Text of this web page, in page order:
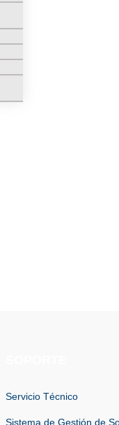
Servicio Técnico
Sistema de Gestión de